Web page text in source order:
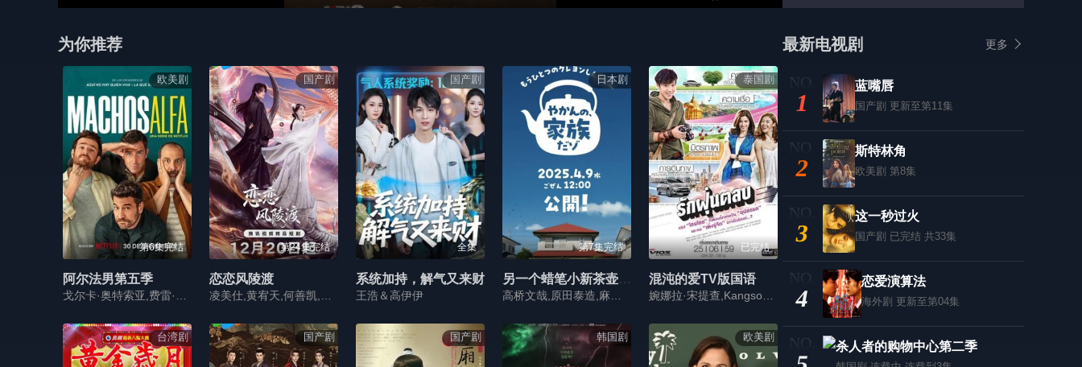
为你推荐
欧美剧
第6集完结
阿尔法男第五季
国产剧
第24集完结
恋恋风陵渡
国产剧
全集
系统加持，解气又来财
王浩＆高伊伊
日本剧
第7集完结
另一个蜡笔小新茶壶家族登场了喔～！第一季
泰国剧
已完结
混沌的爱TV版国语
台湾剧 国产剧 国产剧 韩国剧 欧美剧
最新电视剧 更多
1
蓝嘴唇
国产剧 更新至第11集
2
斯特林角
欧美剧 第8集
3
这一秒过火
国产剧 已完结 共33集
4
恋爱演算法
海外剧 更新至第04集
杀人者的购物中心第二季